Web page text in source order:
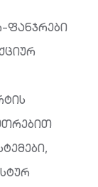
ფანჯრები